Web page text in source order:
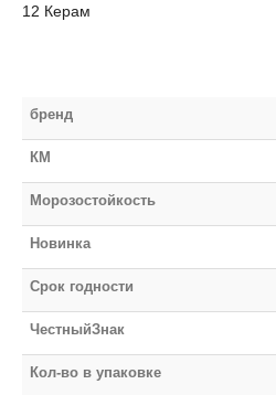
12 Керам
бренд
КМ
Морозостойкость
Новинка
Срок годности
ЧестныйЗнак
Кол-во в упаковке